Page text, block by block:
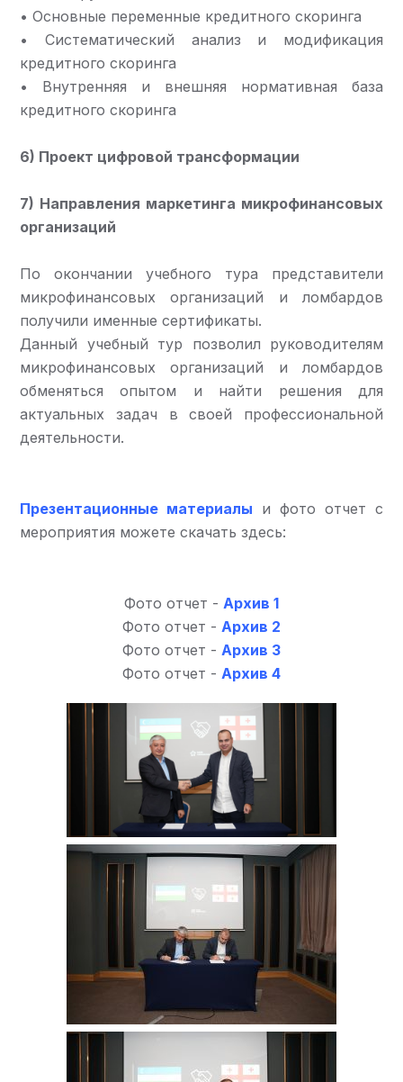
• Основные переменные кредитного скоринга
• Систематический анализ и модификация
кредитного скоринга
• Внутренняя и внешняя нормативная база
кредитного скоринга
6) Проект цифровой трансформации
7) Направления маркетинга микрофинансовых
организаций
По окончании учебного тура представители
микрофинансовых организаций и ломбардов
получили именные сертификаты.
Данный учебный тур позволил руководителям
микрофинансовых организаций и ломбардов
обменяться опытом и найти решения для
актуальных задач в своей профессиональной
деятельности.
Презентационные материалы и фото отчет с
мероприятия можете скачать здесь:
Фото отчет - Архив 1
Фото отчет - Архив 2
Фото отчет - Архив 3
Фото отчет - Архив 4